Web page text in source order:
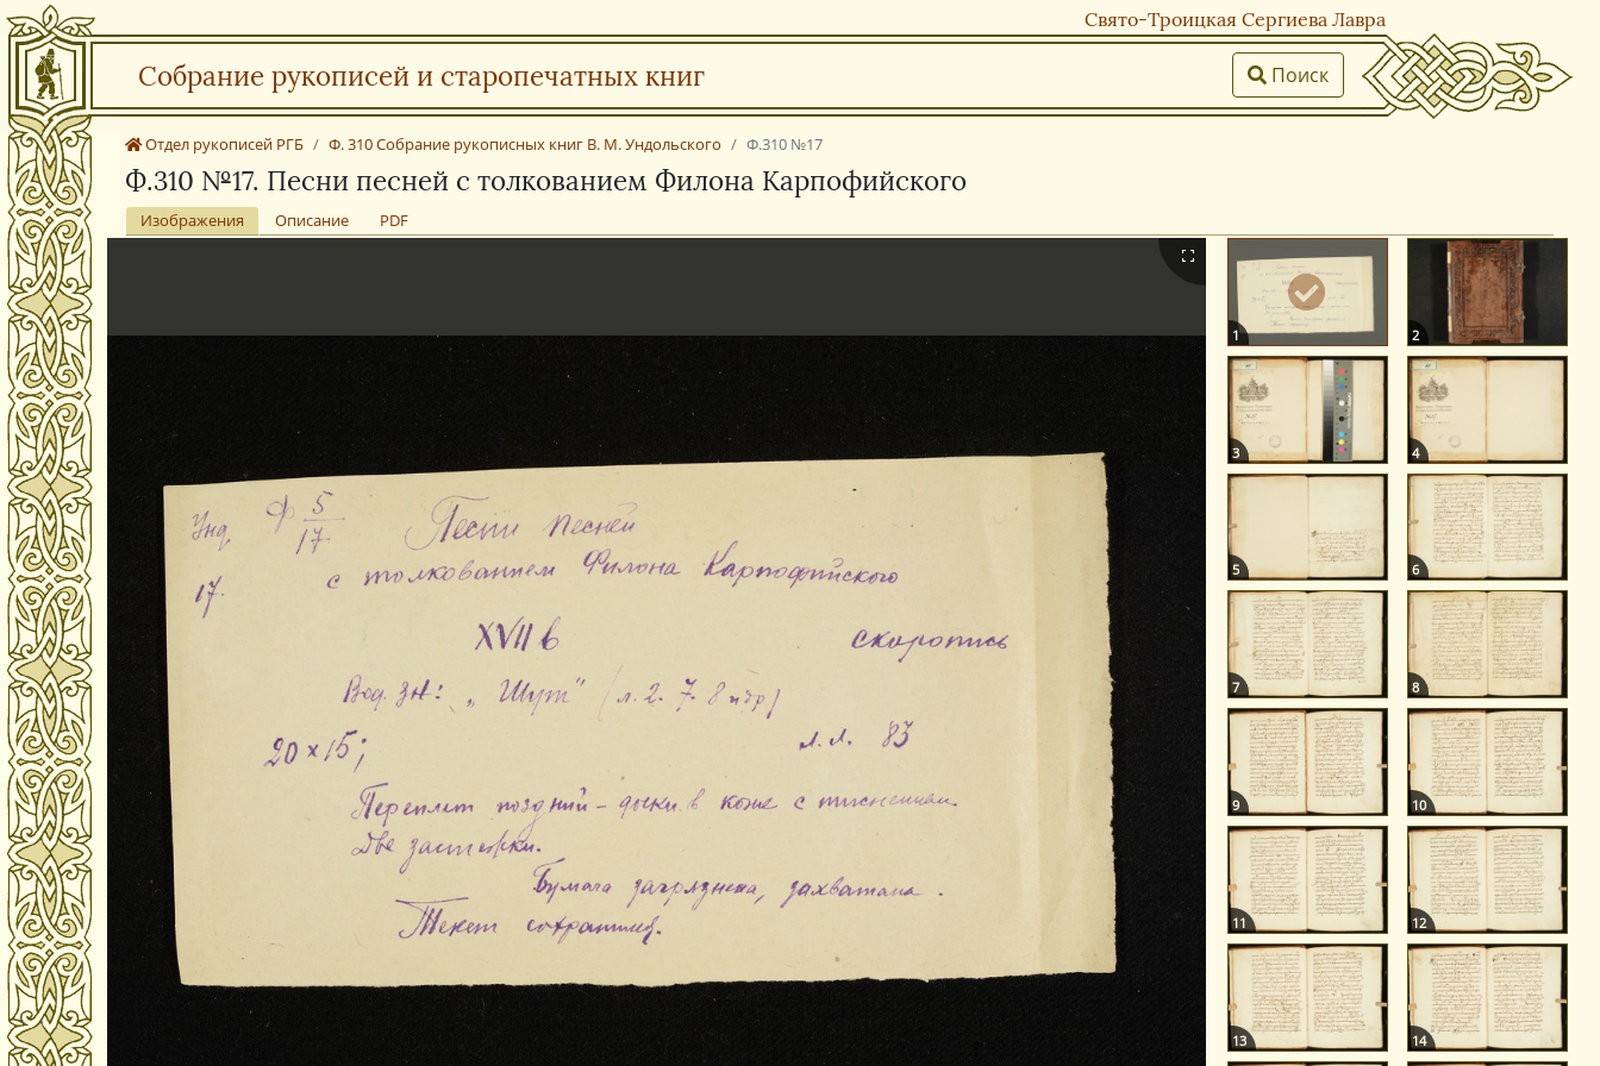
Свято-Троицкая Сергиева Лавра
Собрание рукописей и старопечатных книг Поиск
Отдел рукописей РГБ Ф. 310 Собрание рукописных книг В. М. Ундольского Ф.310 №17
Ф.310 №17. Песни песней с толкованием Филона Карпофийского
Изображения Описание PDF
1 2
3 4
5 6
7 8
9 10
11 12
13 14